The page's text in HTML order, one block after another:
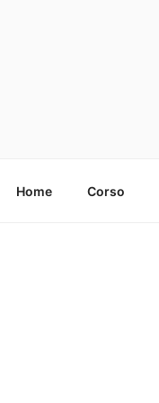
Home Corso